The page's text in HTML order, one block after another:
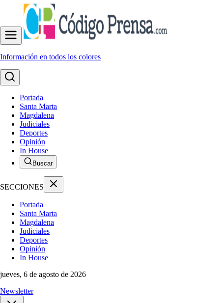
Información en todos los colores
Portada
Santa Marta
Magdalena
Judiciales
Deportes
Opinión
In House
Buscar
SECCIONES
Portada
Santa Marta
Magdalena
Judiciales
Deportes
Opinión
In House
jueves, 6 de agosto de 2026
Newsletter